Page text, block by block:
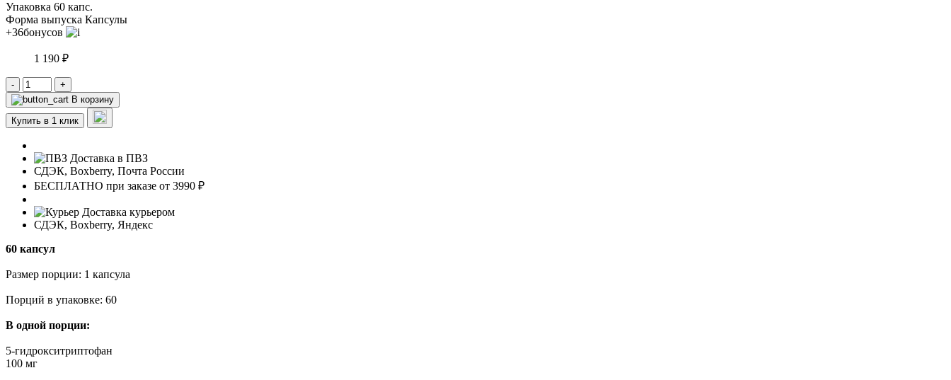
Упаковка 60 капс.
Форма выпуска Капсулы
+36бонусов
1 190 ₽
-
+
В корзину
Купить в 1 клик
Доставка в ПВЗ
СДЭК, Boxberry, Почта России
БЕСПЛАТНО при заказе от 3990 ₽
Доставка курьером
СДЭК, Boxberry, Яндекс
60 капсул
Размер порции: 1 капсула
Порций в упаковке: 60
В одной порции:
5-гидрокситриптофан
100 мг